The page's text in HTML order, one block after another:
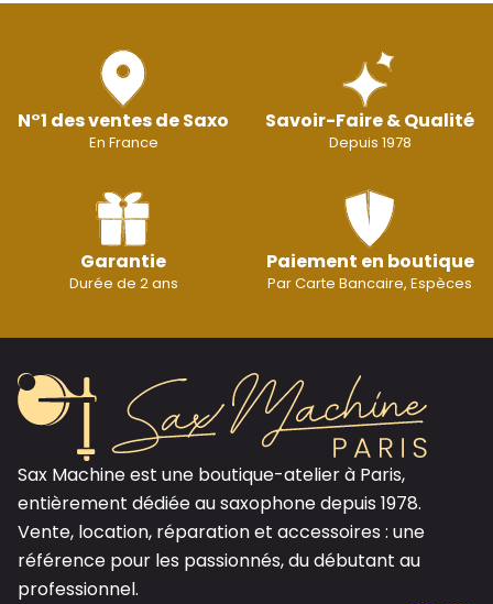
N°1 des ventes de Saxo
En France
Savoir-Faire & Qualité
Depuis 1978
Garantie
Durée de 2 ans
Paiement en boutique
Par Carte Bancaire, Espèces
Sax Machine est une boutique-atelier à Paris,
entièrement dédiée au saxophone depuis 1978.
Vente, location, réparation et accessoires : une
référence pour les passionnés, du débutant au
professionnel.